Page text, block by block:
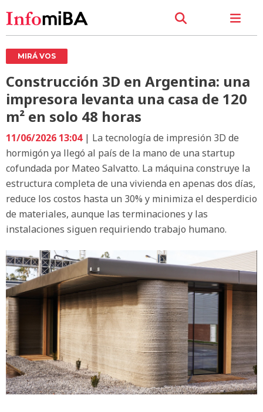
MIRÁ VOS
Construcción 3D en Argentina: una
impresora levanta una casa de 120
m² en solo 48 horas
11/06/2026 13:04| La tecnología de impresión 3D de
hormigón ya llegó al país de la mano de una startup
cofundada por Mateo Salvatto. La máquina construye la
estructura completa de una vivienda en apenas dos días,
reduce los costos hasta un 30% y minimiza el desperdicio
de materiales, aunque las terminaciones y las
instalaciones siguen requiriendo trabajo humano.